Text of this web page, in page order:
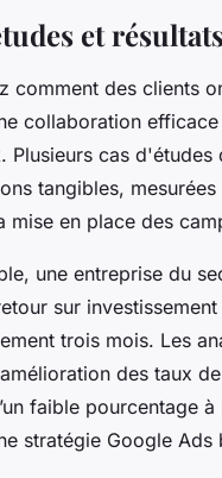
et
comment des clients
collaboration
Plusieurs cas d'études
tangibles,
mise en place des
une entreprise du
sur
trois mois. Les
des taux
faible pourcentage
stratégie Google Ads